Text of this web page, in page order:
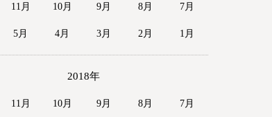
11月 10月 9月 8月 7月
5月 4月 3月 2月 1月
2018年
11月 10月 9月 8月 7月